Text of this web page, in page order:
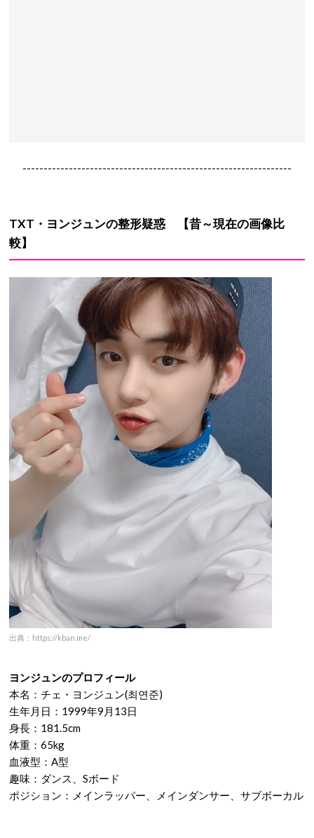
----------------------------------------------------------------
TXT・ヨンジュンの整形疑惑
【昔～現在の画像比
較】
出典：https://kban.me/
ヨンジュンのプロフィール
本名：チェ・ヨンジュン(최연준)
生年月日：1999年9月13日
身長：181.5cm
体重：65kg
血液型：A型
趣味：ダンス、Sボード
ポジション：メインラッパー、メインダンサー、サブボーカル